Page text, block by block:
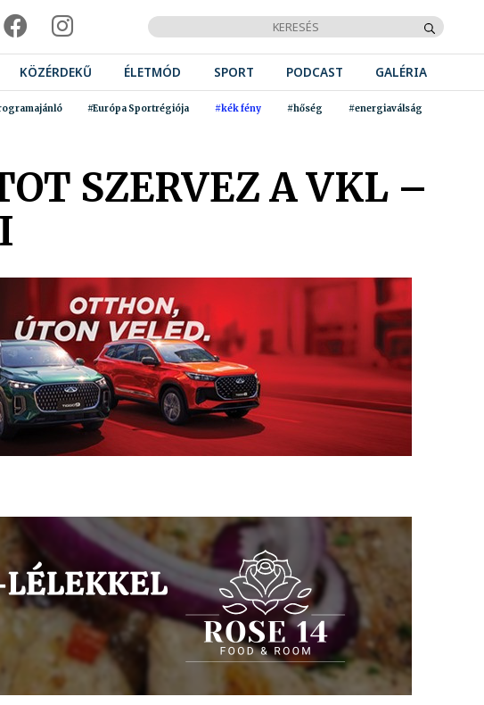
KÖZÉRDEKŰ ÉLETMÓD SPORT PODCAST GALÉRIA
#Európa Sportrégiója #kék fény #hőség #energiaválság
SZERVEZ A VKL –